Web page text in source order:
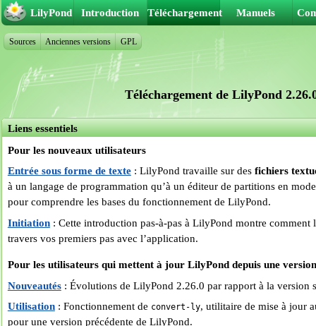
Téléchargement de LilyPond
Liens essentiels
Pour les nouveaux utilisateurs
Entrée sous forme de texte: LilyPond travaille sur des fichiers
à un langage de programmation qu’à un éditeur de partitions en
pour comprendre les bases du fonctionnement de LilyPond.
Initiation: Cette introduction pas-à-pas à LilyPond montre comment
travers vos premiers pas avec l’application.
Pour les utilisateurs qui mettent à jour LilyPond depuis une
Nouveautés: Évolutions de LilyPond 2.26.0 par rapport à la version
Utilisation: Fonctionnement de convert-ly, utilitaire de mise à jour
pour une version précédente de LilyPond.
LilyPond Introduction Téléchargement
Sources Anciennes versions GPL
Manuels